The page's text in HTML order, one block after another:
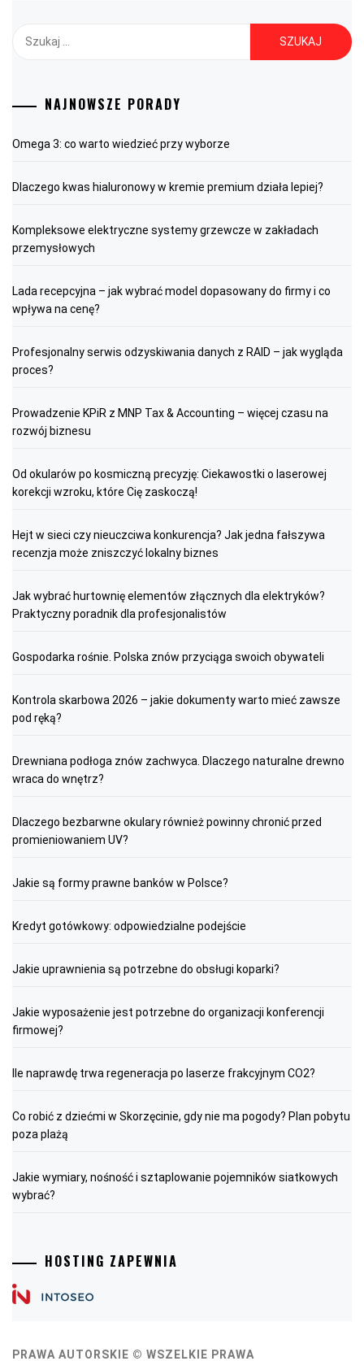
NAJNOWSZE PORADY
Omega 3: co warto wiedzieć przy wyborze
Dlaczego kwas hialuronowy w kremie premium działa lepiej?
Kompleksowe elektryczne systemy grzewcze w zakładach
przemysłowych
Lada recepcyjna – jak wybrać model dopasowany do firmy i co
wpływa na cenę?
Profesjonalny serwis odzyskiwania danych z RAID – jak wygląda
proces?
Prowadzenie KPiR z MNP Tax & Accounting – więcej czasu na
rozwój biznesu
Od okularów po kosmiczną precyzję: Ciekawostki o laserowej
korekcji wzroku, które Cię zaskoczą!
Hejt w sieci czy nieuczciwa konkurencja? Jak jedna fałszywa
recenzja może zniszczyć lokalny biznes
Jak wybrać hurtownię elementów złącznych dla elektryków?
Praktyczny poradnik dla profesjonalistów
Gospodarka rośnie. Polska znów przyciąga swoich obywateli
Kontrola skarbowa 2026 – jakie dokumenty warto mieć zawsze
pod ręką?
Drewniana podłoga znów zachwyca. Dlaczego naturalne drewno
wraca do wnętrz?
Dlaczego bezbarwne okulary również powinny chronić przed
promieniowaniem UV?
Jakie są formy prawne banków w Polsce?
Kredyt gotówkowy: odpowiedzialne podejście
Jakie uprawnienia są potrzebne do obsługi koparki?
Jakie wyposażenie jest potrzebne do organizacji konferencji
firmowej?
Ile naprawdę trwa regeneracja po laserze frakcyjnym CO2?
Co robić z dziećmi w Skorzęcinie, gdy nie ma pogody? Plan pobytu
poza plażą
Jakie wymiary, nośność i sztaplowanie pojemników siatkowych
wybrać?
HOSTING ZAPEWNIA
PRAWA AUTORSKIE © WSZELKIE PRAWA